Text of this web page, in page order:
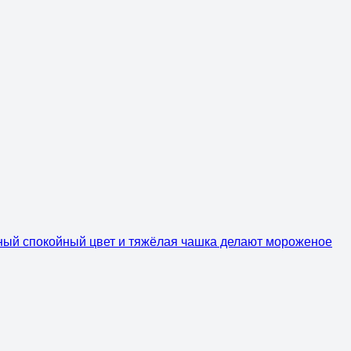
спокойный цвет и тяжёлая чашка делают мороженое